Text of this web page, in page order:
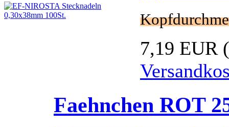
7,19 EUR
Faehnchen ROT